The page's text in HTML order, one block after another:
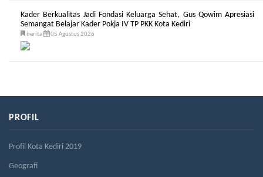
Kader Berkualitas Jadi Fondasi Keluarga Sehat, Gus Qowim Apresiasi
Semangat Belajar Kader Pokja IV TP PKK Kota Kediri
berita 05 Agustus 2026
PROFIL
Profil Kota Kediri 2019
Geografi